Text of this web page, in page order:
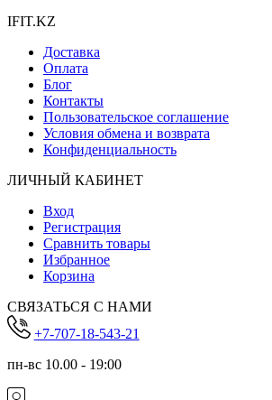
IFIT.KZ
Доставка
Оплата
Блог
Контакты
Пользовательское соглашение
Условия обмена и возврата
Конфиденциальность
ЛИЧНЫЙ КАБИНЕТ
Вход
Регистрация
Сравнить товары
Избранное
Корзина
СВЯЗАТЬСЯ С НАМИ
+7-707-18-543-21
пн-вс 10.00 - 19:00